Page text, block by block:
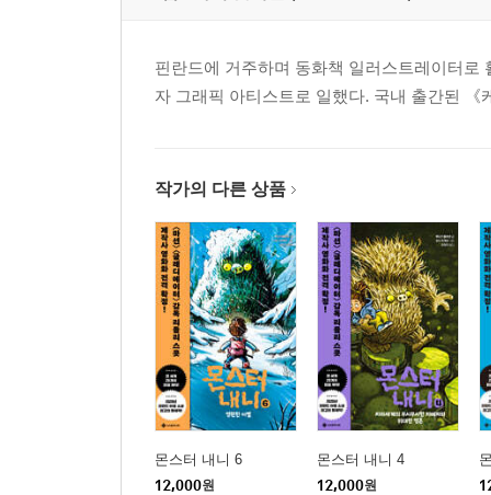
핀란드에 거주하며 동화책 일러스트레이터
자 그래픽 아티스트로 일했다. 국내 출간된 《
작가의 다른 상품
몬스터 내니 6
12,000원
몬스터 내니 4
12,000원